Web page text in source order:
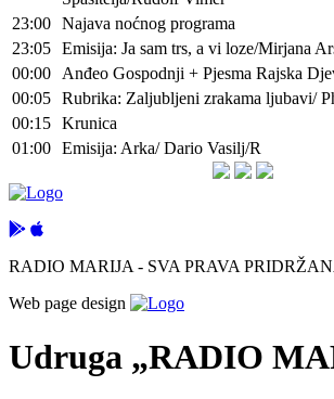
23:00 Najava noćnog programa
23:05 Emisija: Ja sam trs, a vi loze/Mirjana
00:00 Anđeo Gospodnji + Pjesma Rajska
00:05 Rubrika: Zaljubljeni zrakama ljubavi/
00:15 Krunica
01:00 Emisija: Arka/ Dario Vasilj/R
RADIO MARIJA - SVA PRAVA
Web page design
Udruga „RADIO